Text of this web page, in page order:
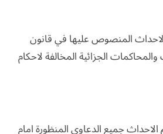
المنصوص عليها في قانون
والمحاكمات الجزائية المخالفة لاحكام
جميع الدعاوى المنظورة امام